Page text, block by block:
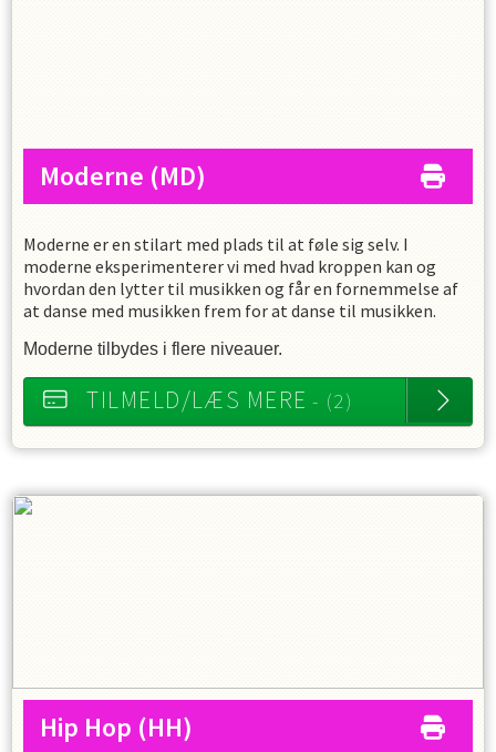
Moderne (MD)
Moderne er en stilart med plads til at føle sig selv. I
moderne eksperimenterer vi med hvad kroppen kan og
hvordan den lytter til musikken og får en fornemmelse af
at danse med musikken frem for at danse til musikken.
Moderne tilbydes i flere niveauer.
TILMELD/LÆS MERE - (2)
Hip Hop (HH)